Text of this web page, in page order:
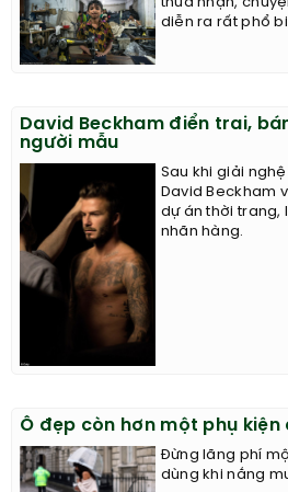
diễn ra rất phổ
David Beckham điển trai,
người mẫu
Sau khi giải
David Beckham
dự án thời trang,
nhãn hàng.
Ô đẹp còn hơn một phụ kiện
Đừng lãng phí
dùng khi nắng